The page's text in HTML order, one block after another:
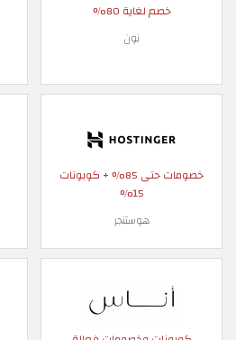
خصم لغاية 80%
نون
خصومات حتى 85% + كوبونات
15%
هوستنجر